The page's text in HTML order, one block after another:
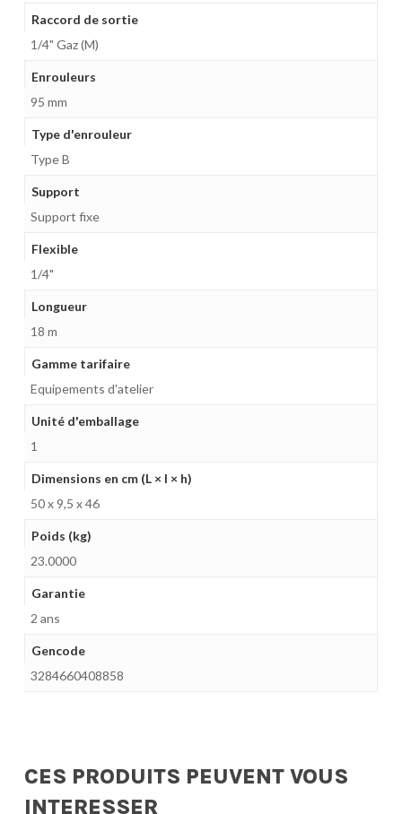
Raccord de sortie
1/4" Gaz (M)
Enrouleurs
95 mm
Type d'enrouleur
Type B
Support
Support fixe
Flexible
1/4"
Longueur
18 m
Gamme tarifaire
Equipements d'atelier
Unité d'emballage
1
Dimensions en cm (L × l × h)
50 x 9,5 x 46
Poids (kg)
23.0000
Garantie
2 ans
Gencode
3284660408858
CES PRODUITS PEUVENT VOUS
INTERESSER